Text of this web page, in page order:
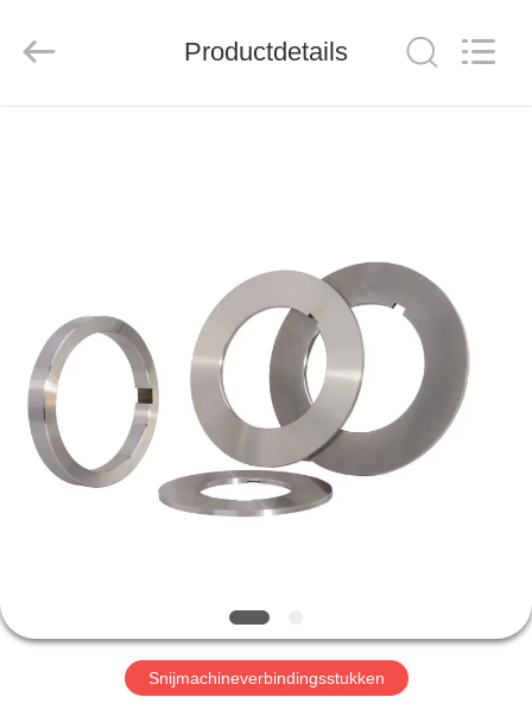
OVER
ONS
FABRIEKSTOCHT
NIEUWS
GEVALLEN
Productdetails
Snijmachineverbindingsstukken